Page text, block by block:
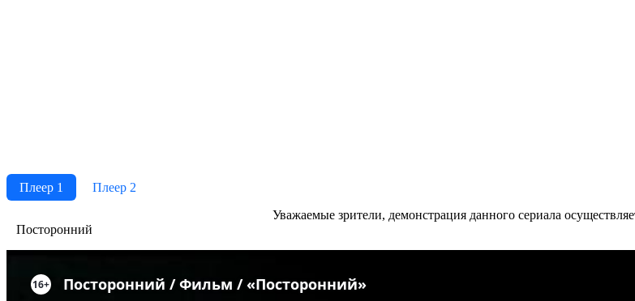
Плеер 1
Плеер 2
Ува­жае­мые зри­те­ли, де­мон­ст­ра­ция дан­но­го се­риа­ла
Посторонний